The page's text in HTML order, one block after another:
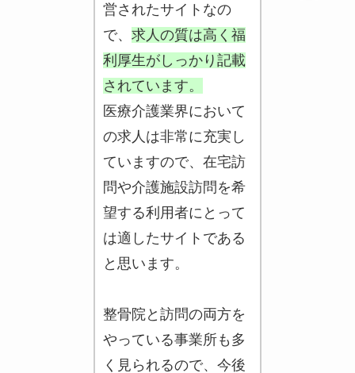
営されたサイトなの
で、 求人の質は高く福
利厚生がしっかり記載
されています。
医療介護業界において
の求人は非常に充実し
ていますので、在宅訪
問や介護施設訪問を希
望する利用者にとって
は適したサイトである
と思います。
整骨院と訪問の両方を
やっている事業所も多
く見られるので、今後